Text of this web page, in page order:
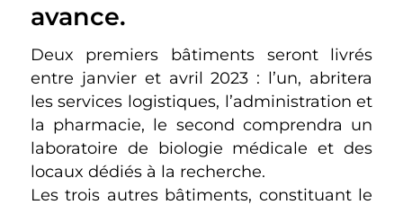
avance.
Deux premiers bâtiments seront livrés
entre janvier et avril 2023 : l’un, abritera
les services logistiques, l’administration et
la pharmacie, le second comprendra un
laboratoire de biologie médicale et des
locaux dédiés à la recherche.
Les trois autres bâtiments, constituant le